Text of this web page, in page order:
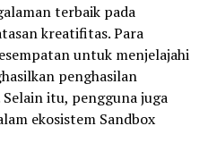
terbaik pada
kreatifitas. Para
untuk menjelajahi
penghasilan
itu, pengguna juga
ekosistem Sandbox